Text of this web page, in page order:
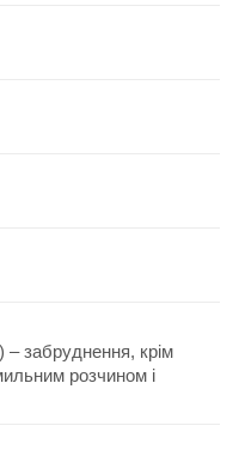
– забруднення, крім
розчином і